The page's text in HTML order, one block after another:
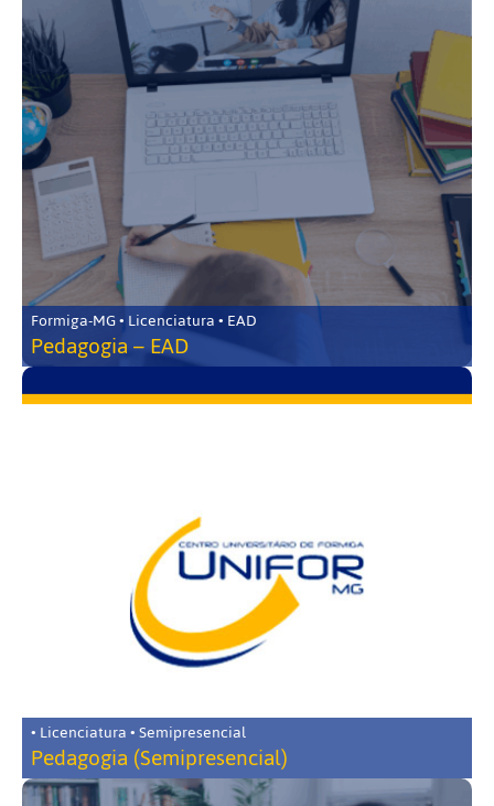
Formiga-MG • Licenciatura • EAD
Pedagogia – EAD
• Licenciatura • Semipresencial
Pedagogia (Semipresencial)